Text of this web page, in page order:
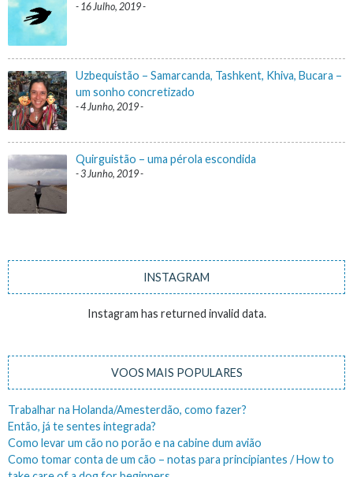
16 Julho, 2019
Uzbequistão – Samarcanda, Tashkent, Khiva, Bucara –
um sonho concretizado
4 Junho, 2019
Quirguistão – uma pérola escondida
3 Junho, 2019
INSTAGRAM
Instagram has returned invalid data.
VOOS MAIS POPULARES
Trabalhar na Holanda/Amesterdão, como fazer?
Então, já te sentes integrada?
Como levar um cão no porão e na cabine dum avião
Como tomar conta de um cão – notas para principiantes / How to